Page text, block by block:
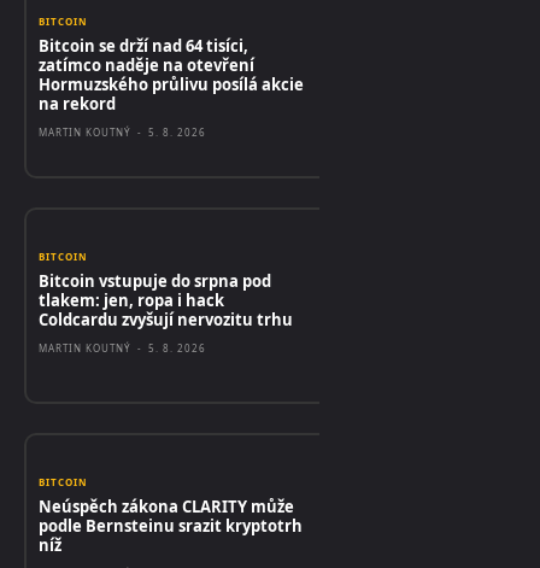
BITCOIN
Bitcoin se drží nad 64 tisíci,
zatímco naděje na otevření
Hormuzského průlivu posílá akcie
na rekord
MARTIN KOUTNÝ - 5. 8. 2026
BITCOIN
Bitcoin vstupuje do srpna pod
tlakem: jen, ropa i hack
Coldcardu zvyšují nervozitu trhu
MARTIN KOUTNÝ - 5. 8. 2026
BITCOIN
Neúspěch zákona CLARITY může
podle Bernsteinu srazit kryptotrh
níž